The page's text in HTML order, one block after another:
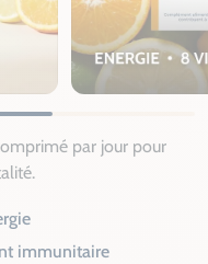
par jour pour
immunitaire